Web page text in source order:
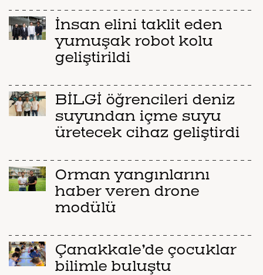
İnsan elini taklit eden
yumuşak robot kolu
geliştirildi
BİLGİ öğrencileri deniz
suyundan içme suyu
üretecek cihaz geliştirdi
Orman yangınlarını
haber veren drone
modülü
Çanakkale’de çocuklar
bilimle buluştu